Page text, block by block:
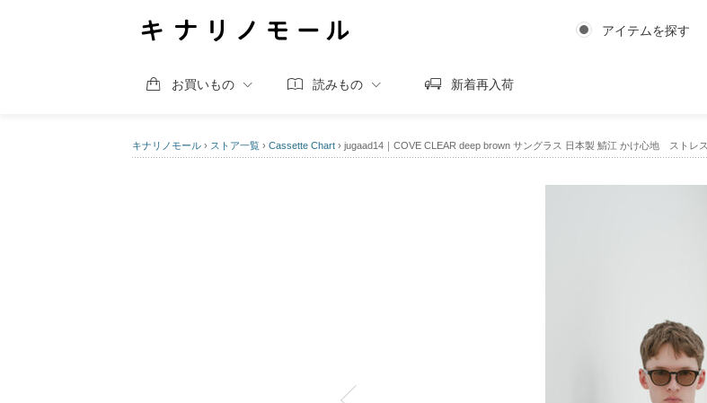
アイテムを探す
お買いもの 読みもの 新着再入荷
キナリノモール › ストア一覧 › Cassette Chart › jugaad14｜COVE CLEAR deep brown サングラス 日本製 鯖江 かけ心地 ストレ